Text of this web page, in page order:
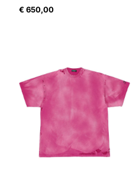
€ 650,00